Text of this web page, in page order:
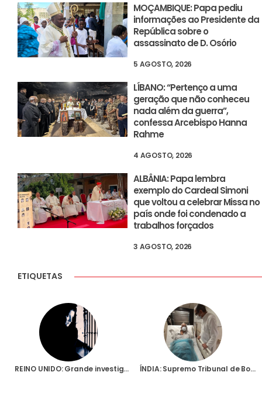
MOÇAMBIQUE: Papa pediu
informações ao Presidente da
República sobre o
assassinato de D. Osório
5 AGOSTO, 2026
LÍBANO: “Pertenço a uma
geração que não conheceu
nada além da guerra”,
confessa Arcebispo Hanna
Rahme
4 AGOSTO, 2026
ALBÂNIA: Papa lembra
exemplo do Cardeal Simoni
que voltou a celebrar Missa no
país onde foi condenado a
trabalhos forçados
3 AGOSTO, 2026
ETIQUETAS
REINO UNIDO: Grande investigação da Fundação AIS revela realidade escondida dos raptos e violações de raparigas cristãs ÍNDIA: Supremo Tribunal de Bombaim vai reavaliar, a pedido dos jesuítas, a acusação de terrorismo contra o Padre Stan Swamy